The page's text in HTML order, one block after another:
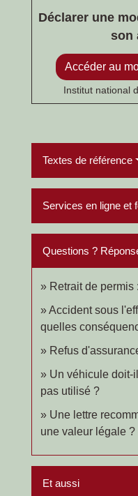
Déclarer une
son
Accéder au
Institut national
Textes de référence
Services en ligne et
Questions ?
Retrait de
Accident sous
quelles
Refus
Un véhicule doit-
pas utilisé ?
Une lettre
une valeur légale ?
Et aussi